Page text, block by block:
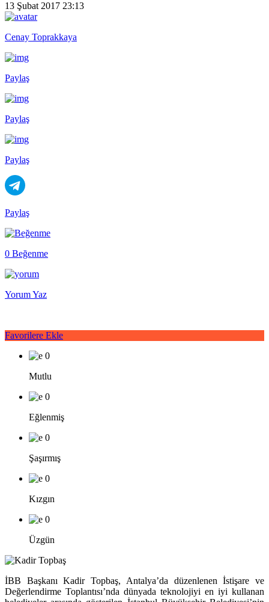
13 Şubat 2017 23:13
Cenay Toprakkaya
Paylaş
Paylaş
Paylaş
Paylaş
0 Beğenme
Yorum Yaz
Favorilere Ekle
0
Mutlu
0
Eğlenmiş
0
Şaşırmış
0
Kızgın
0
Üzgün
İBB Başkanı Kadir Topbaş, Antalya’da düzenlenen İstişare ve
Değerlendirme Toplantısı’nda dünyada teknolojiyi en iyi kullanan